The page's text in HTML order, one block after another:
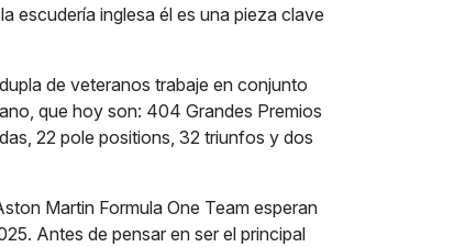
escudería inglesa él es una pieza clave
de veteranos trabaje en conjunto
que hoy son: 404 Grandes Premios
22 pole positions, 32 triunfos y dos
Martin Formula One Team esperan
Antes de pensar en ser el principal